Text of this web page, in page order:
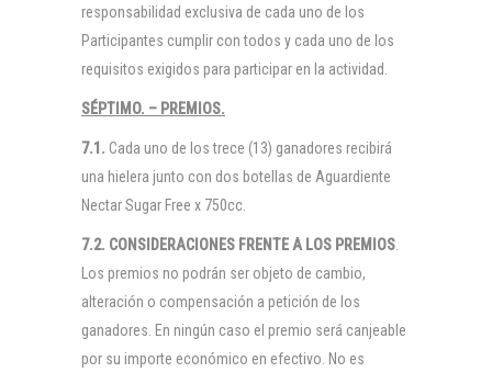
responsabilidad exclusiva de cada uno de los
Participantes cumplir con todos y cada uno de los
requisitos exigidos para participar en la actividad.
SÉPTIMO. – PREMIOS.
7.1. Cada uno de los trece (13) ganadores recibirá
una hielera junto con dos botellas de Aguardiente
Nectar Sugar Free x 750cc.
7.2. CONSIDERACIONES FRENTE A LOS PREMIOS
Los premios no podrán ser objeto de cambio,
alteración o compensación a petición de los
ganadores. En ningún caso el premio será canjeable
por su importe económico en efectivo. No es